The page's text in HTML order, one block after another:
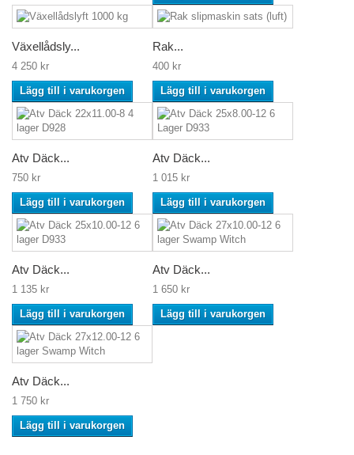
Växellådsly...
4 250 kr
Lägg till i varukorgen
Rak...
400 kr
Lägg till i varukorgen
Atv Däck...
750 kr
Lägg till i varukorgen
Atv Däck...
1 015 kr
Lägg till i varukorgen
Atv Däck...
1 135 kr
Lägg till i varukorgen
Atv Däck...
1 650 kr
Lägg till i varukorgen
Atv Däck...
1 750 kr
Lägg till i varukorgen